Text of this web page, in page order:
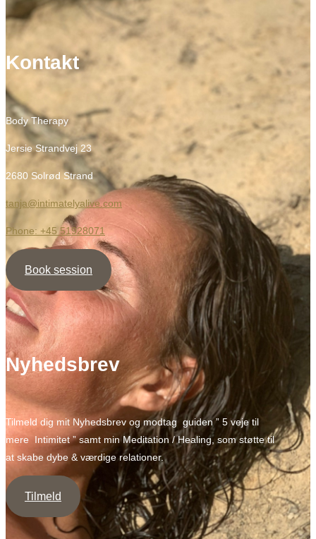
Kontakt
Body Therapy
Jersie Strandvej 23
2680 Solrød Strand
tanja@intimatelyalive.com
Phone: +45 51928071
Book session
Nyhedsbrev
Tilmeld dig mit Nyhedsbrev og modtag guiden ” 5 veje til
mere Intimitet ” samt min Meditation / Healing, som støtte til
at skabe dybe & værdige relationer.
Tilmeld